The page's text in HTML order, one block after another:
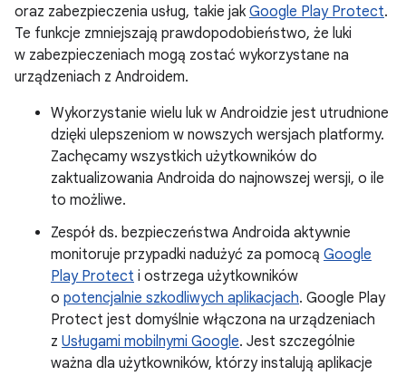
oraz zabezpieczenia usług, takie jak Google Play Protect.
Te funkcje zmniejszają prawdopodobieństwo, że luki
w zabezpieczeniach mogą zostać wykorzystane na
urządzeniach z Androidem.
Wykorzystanie wielu luk w Androidzie jest utrudnione
dzięki ulepszeniom w nowszych wersjach platformy.
Zachęcamy wszystkich użytkowników do
zaktualizowania Androida do najnowszej wersji, o ile
to możliwe.
Zespół ds. bezpieczeństwa Androida aktywnie
monitoruje przypadki nadużyć za pomocą Google
Play Protect i ostrzega użytkowników
o potencjalnie szkodliwych aplikacjach. Google Play
Protect jest domyślnie włączona na urządzeniach
z Usługami mobilnymi Google. Jest szczególnie
ważna dla użytkowników, którzy instalują aplikacje